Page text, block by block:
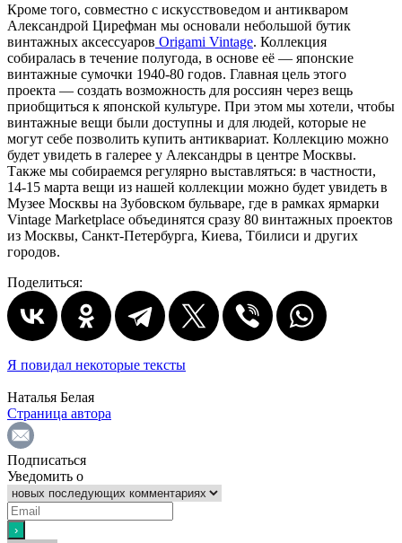
Кроме того, совместно с искусствоведом и антикваром
Александрой Цирефман мы основали небольшой бутик
винтажных аксессуаров Origami Vintage. Коллекция
собиралась в течение полугода, в основе её — японские
винтажные сумочки 1940-80 годов. Главная цель этого
проекта — создать возможность для россиян через вещь
приобщиться к японской культуре. При этом мы хотели, чтобы
винтажные вещи были доступны и для людей, которые не
могут себе позволить купить антиквариат. Коллекцию можно
будет увидеть в галерее у Александры в центре Москвы.
Также мы собираемся регулярно выставляться: в частности,
14-15 марта вещи из нашей коллекции можно будет увидеть в
Музее Москвы на Зубовском бульваре, где в рамках ярмарки
Vintage Marketplace объединятся сразу 80 винтажных проектов
из Москвы, Санкт-Петербурга, Киева, Тбилиси и других
городов.
Поделиться:
Я повидал некоторые тексты
Наталья Белая
Страница автора
Подписаться
Уведомить о